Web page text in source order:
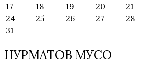
17
18 19 20 21
24
25 26 27 28
31
НУРМАТОВ МУСО